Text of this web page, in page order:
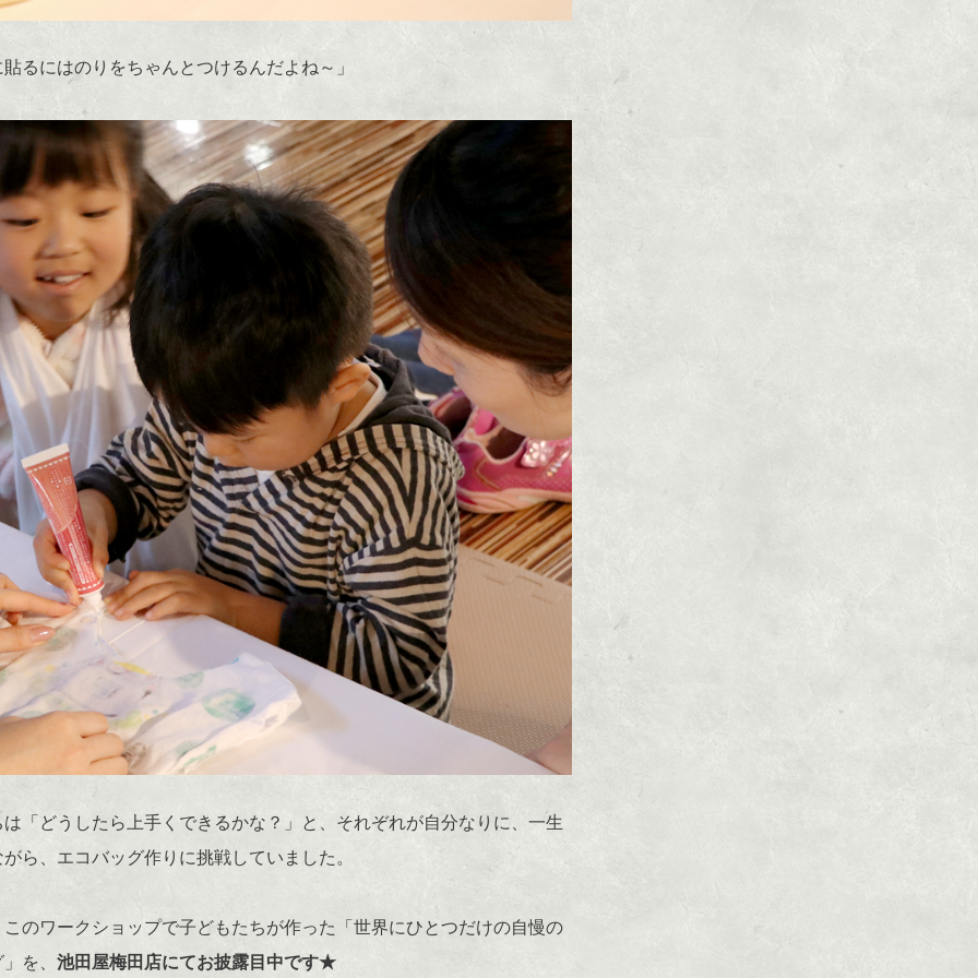
るにはのりをちゃんとつけるんだよね～」
「どうしたら上手くできるかな？」と、それぞれが自分なりに、一生
ら、エコバッグ作りに挑戦していました。
のワークショップで子どもたちが作った「世界にひとつだけの自慢の
を、 池田屋梅田店にてお披露目中です★